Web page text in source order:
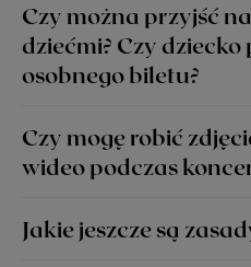
Czy można przyjść
dziećmi? Czy
osobnego biletu?
Czy mogę robić
wideo podczas
Jakie jeszcze są